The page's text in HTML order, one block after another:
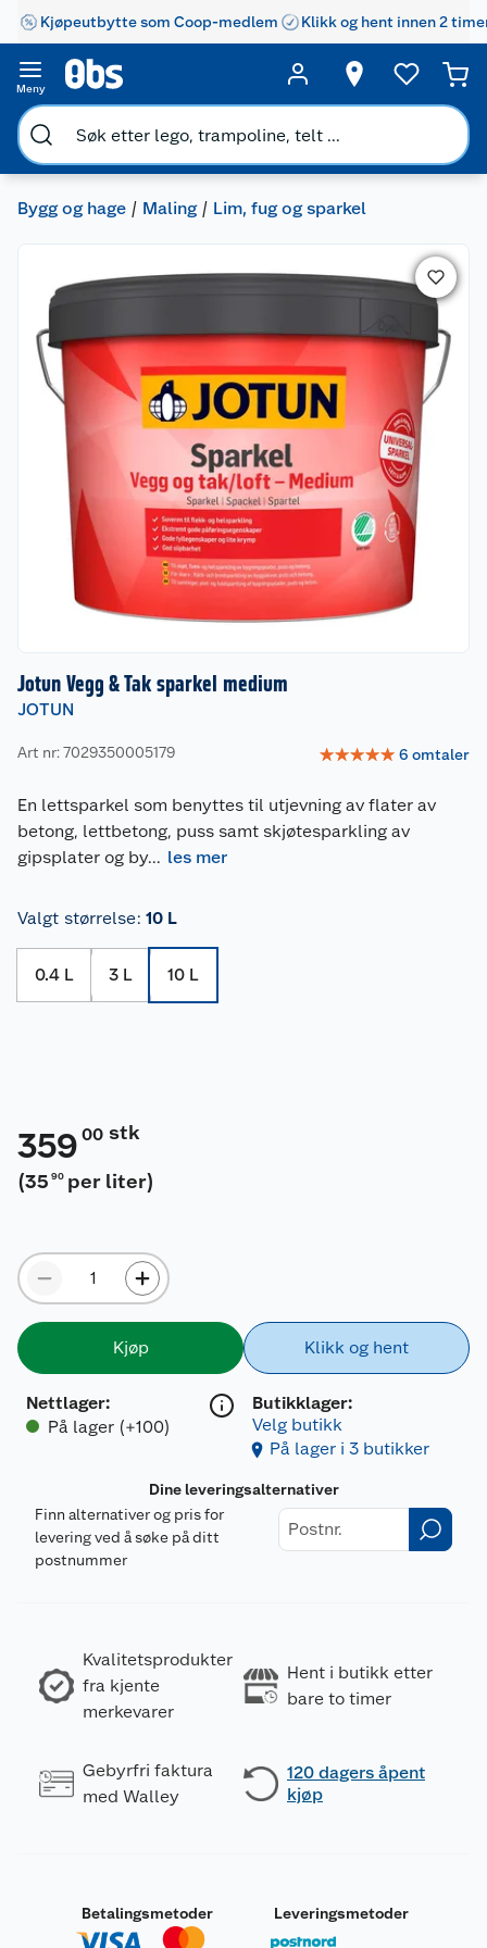
Kjøpeutbytte som Coop-medlem Klikk og hent innen 2
Meny
Bygg og hage Maling Lim, fug og sparkel
Jotun Vegg & Tak sparkel medium
JOTUN
Art nr: 7029350005179 ☆☆☆☆☆ 6 omtaler
En lettsparkel som benyttes til utjevning av flater av
betong, lettbetong, puss samt skjøtesparkling av
gipsplater og by... les mer
Valgt størrelse: 10 L
0.4 L 3 L 10 L
359 00 stk
(35 90 per liter)
Kjøp
Nettlager:
På lager (+100)
Klikk og hent
Butikklager:
Velg butikk
På lager i 3 butikker
Dine leveringsalternativer
Finn alternativer og pris for
levering ved å søke på ditt
postnummer
Kvalitetsprodukter
fra kjente
merkevarer
Hent i butikk etter
bare to timer
Gebyrfri faktura
med Walley
120 dagers åpent
kjøp
Betalingsmetoder Leveringsmetoder